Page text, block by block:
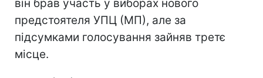
він брав участь у виборах нового
предстоятеля УПЦ (МП), але за
підсумками голосування зайняв третє
місце.